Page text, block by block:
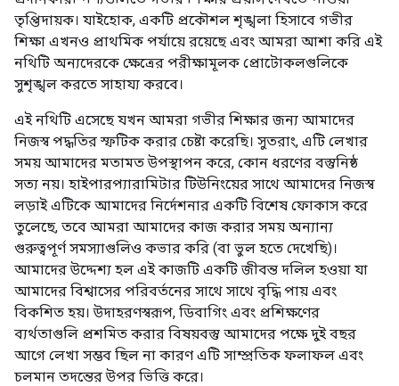
তৃপ্তিদায়ক। যাইহোক, একটি প্রকৌশল শৃঙ্খলা হিসাবে গভীর
শিক্ষা এখনও প্রাথমিক পর্যায়ে রয়েছে এবং আমরা আশা করি এই
নথিটি অন্যদেরকে ক্ষেত্রের পরীক্ষামূলক প্রোটোকলগুলিকে
সুশৃঙ্খল করতে সাহায্য করবে।
এই নথিটি এসেছে যখন আমরা গভীর শিক্ষার জন্য আমাদের
নিজস্ব পদ্ধতির স্ফটিক করার চেষ্টা করেছি। সুতরাং, এটি লেখার
সময় আমাদের মতামত উপস্থাপন করে, কোন ধরণের বস্তুনিষ্ঠ
সত্য নয়। হাইপারপ্যারামিটার টিউনিংয়ের সাথে আমাদের নিজস্ব
লড়াই এটিকে আমাদের নির্দেশনার একটি বিশেষ ফোকাস করে
তুলেছে, তবে আমরা আমাদের কাজ করার সময় অন্যান্য
গুরুত্বপূর্ণ সমস্যাগুলিও কভার করি (বা ভুল হতে দেখেছি)।
আমাদের উদ্দেশ্য হল এই কাজটি একটি জীবন্ত দলিল হওয়া যা
আমাদের বিশ্বাসের পরিবর্তনের সাথে সাথে বৃদ্ধি পায় এবং
বিকশিত হয়। উদাহরণস্বরূপ, ডিবাগিং এবং প্রশিক্ষণের
ব্যর্থতাগুলি প্রশমিত করার বিষয়বস্তু আমাদের পক্ষে দুই বছর
আগে লেখা সম্ভব ছিল না কারণ এটি সাম্প্রতিক ফলাফল এবং
চলমান তদন্তের উপর ভিত্তি করে।